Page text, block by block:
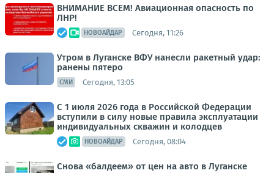
ВНИМАНИЕ ВСЕМ! Авиационная опасность по
ЛНР!
НОВОАЙДАР Сегодня, 11:26
Утром в Луганске ВФУ нанесли ракетный удар:
ранены пятеро
СМИ Сегодня, 13:05
С 1 июля 2026 года в Российской Федерации
вступили в силу новые правила эксплуатации
индивидуальных скважин и колодцев
НОВОАЙДАР Сегодня, 08:04
Снова «балдеем» от цен на авто в Луганске